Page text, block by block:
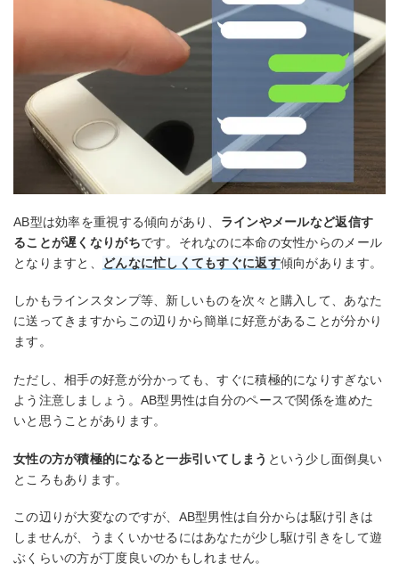
AB型は効率を重視する傾向があり、 ラインやメールなど返信す
ることが遅くなりがちです。それなのに本命の女性からのメール
となりますと、
どんなに忙しくてもすぐに返す傾向があります。
しかもラインスタンプ等、新しいものを次々と購入して、あなた
に送ってきますからこの辺りから簡単に好意があることが分かり
ます。
ただし、相手の好意が分かっても、すぐに積極的になりすぎない
よう注意しましょう。AB型男性は自分のペースで関係を進めた
いと思うことがあります。
女性の方が積極的になると一歩引いてしまう という少し面倒臭い
ところもあります。
この辺りが大変なのですが、AB型男性は自分からは駆け引きは
しませんが、うまくいかせるにはあなたが少し駆け引きをして遊
ぶくらいの方が丁度良いのかもしれません。